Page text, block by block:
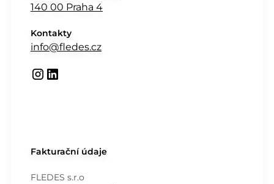
140 00 Praha 4
Kontakty
info@fledes.cz
Fakturační údaje
FLEDES s.r.o